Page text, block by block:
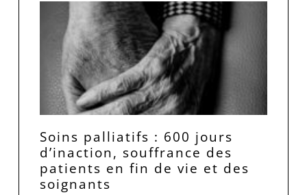
Soins palliatifs : 600 jours
d’inaction, souffrance des
patients en fin de vie et des
soignants